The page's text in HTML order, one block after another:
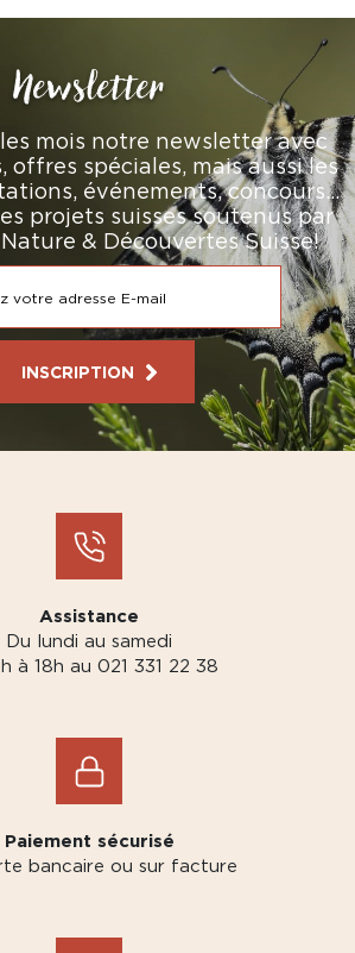
Newsletter
mois notre newsletter avec
offres spéciales, mais aussi les
événements, concours…
projets suisses soutenus par
& Découvertes Suisse!
INSCRIPTION
Assistance
Du lundi au samedi
à 18h au 021 331 22 38
Paiement sécurisé
bancaire ou sur facture